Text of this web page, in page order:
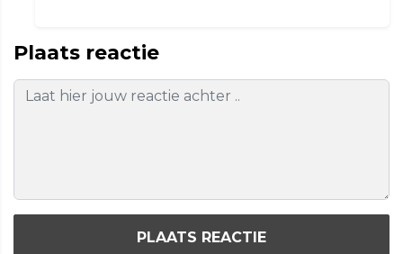
Plaats reactie
PLAATS REACTIE